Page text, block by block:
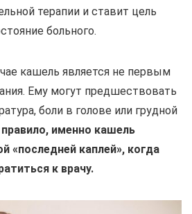
терапии и ставит цель
больного.
кашель является не первым
Ему могут предшествовать
боли в голове или грудной
именно кашель
«последней каплей», когда
к врачу.